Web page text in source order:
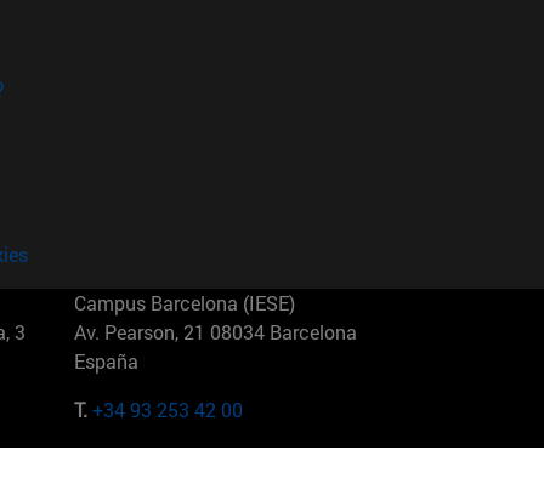
3
Campus Barcelona (IESE)
Av. Pearson, 21 08034 Barcelona
España
T.+34 93 253 42 00